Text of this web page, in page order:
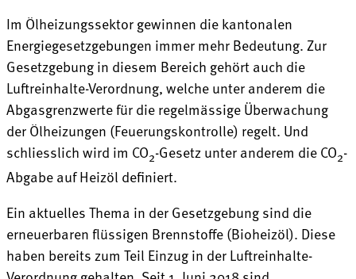
Im Ölheizungssektor gewinnen die kantonalen
Energiegesetzgebungen immer mehr Bedeutung. Zur
Gesetzgebung in diesem Bereich gehört auch die
Luftreinhalte-Verordnung, welche unter anderem die
Abgasgrenzwerte für die regelmässige Überwachung
der Ölheizungen (Feuerungskontrolle) regelt. Und
schliesslich wird im CO2-Gesetz unter anderem die CO2-
Abgabe auf Heizöl definiert.
Ein aktuelles Thema in der Gesetzgebung sind die
erneuerbaren flüssigen Brennstoffe (Bioheizöl). Diese
haben bereits zum Teil Einzug in der Luftreinhalte-